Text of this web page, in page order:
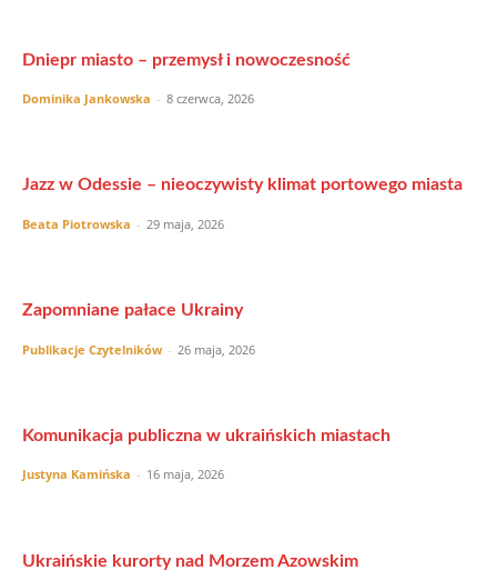
Dniepr miasto – przemysł i nowoczesność
Dominika Jankowska - 8 czerwca, 2026
Jazz w Odessie – nieoczywisty klimat portowego miasta
Beata Piotrowska - 29 maja, 2026
Zapomniane pałace Ukrainy
Publikacje Czytelników - 26 maja, 2026
Komunikacja publiczna w ukraińskich miastach
Justyna Kamińska - 16 maja, 2026
Ukraińskie kurorty nad Morzem Azowskim